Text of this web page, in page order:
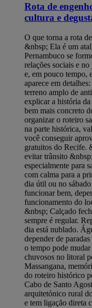
Rota de
cultura e
O que torna a rota
&nbsp; Ela é um
Pernambuco se
relações sociais e
e, em pouco tempo,
aparece em
terreno amplo de
explicar a história
bem mais concreto
organizar o roteiro
na parte histórica,
você conseguir
gratuitos do Recife.
evitar trânsito
especialmente para
com calma para a
dia útil ou no
funcionar bem,
funcionamento do
&nbsp; Calçado
sempre é regular.
dia está nublado.
depender de
o tempo pode
chuvosos no litoral
Massangana,
do roteiro histórico
Cabo de Santo
arquitetónico rural
e tem ligação direta